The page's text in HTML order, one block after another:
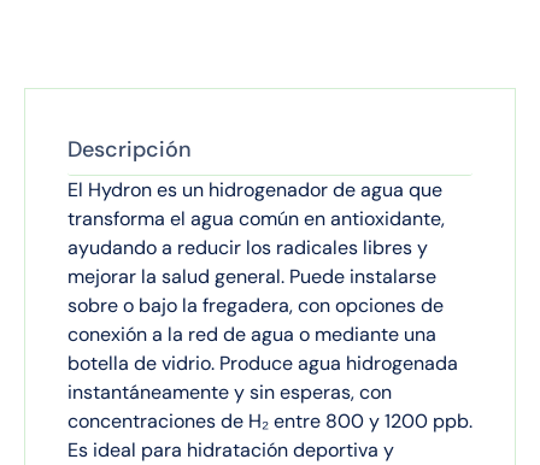
Descripción
El Hydron es un hidrogenador de agua que
transforma el agua común en antioxidante,
ayudando a reducir los radicales libres y
mejorar la salud general. Puede instalarse
sobre o bajo la fregadera, con opciones de
conexión a la red de agua o mediante una
botella de vidrio. Produce agua hidrogenada
instantáneamente y sin esperas, con
concentraciones de H₂ entre 800 y 1200 ppb.
Es ideal para hidratación deportiva y